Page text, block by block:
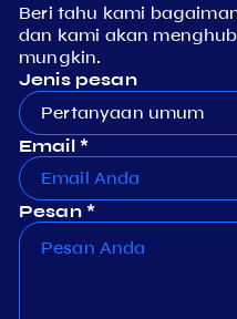
Beri tahu kami
dan kami akan
mungkin.
Jenis pesan
Pertanyaan umum
Email *
Pesan *